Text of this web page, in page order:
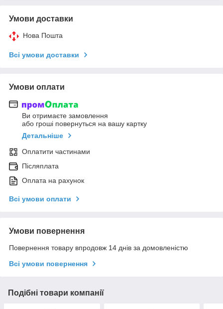
Умови доставки
Нова Пошта
Всі умови доставки
Умови оплати
Ви отримаєте замовлення
або гроші повернуться на вашу картку
Детальніше
Оплатити частинами
Післяплата
Оплата на рахунок
Всі умови оплати
Умови повернення
Повернення товару впродовж 14 днів за домовленістю
Всі умови повернення
Подібні товари компанії